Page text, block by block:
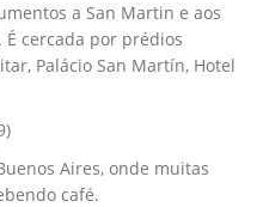
a San Martin e aos
cercada por prédios
Palácio San Martín, Hotel
Aires, onde muitas
café.